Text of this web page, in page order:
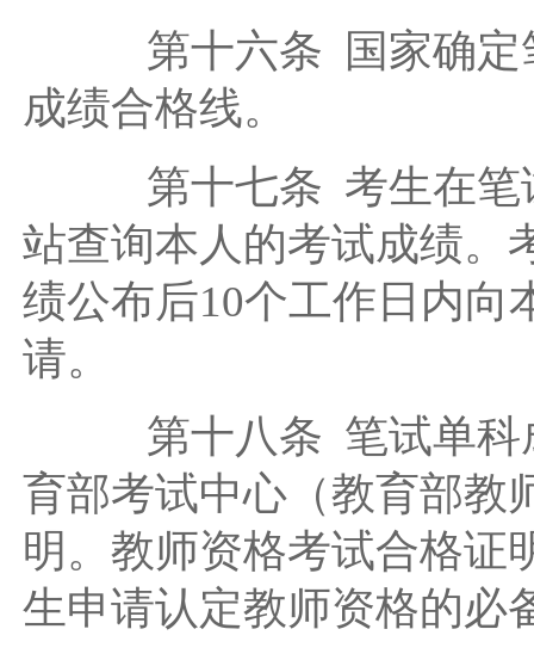
第十六条 国家确定
成绩合格线。
第十七条 考生在笔
站查询本人的考试成绩。
绩公布后10个工作日内向
请。
第十八条 笔试单科
育部考试中心（教育部教
明。教师资格考试合格证
生申请认定教师资格的必